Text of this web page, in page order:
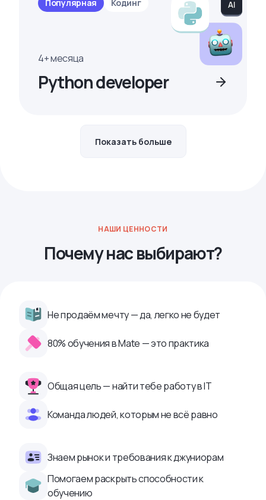
Популярная Кодинг
4+ месяца
Python developer
Показать больше
НАШИ ЦЕННОСТИ
Почему нас выбирают?
Не продаём мечту — да, легко не будет
80% обучения в Mate — это практика
Общая цель — найти тебе работу в IТ
Команда людей, которым не всё равно
Знаем рынок и требования к джуниорам
Помогаем раскрыть способности к
обучению